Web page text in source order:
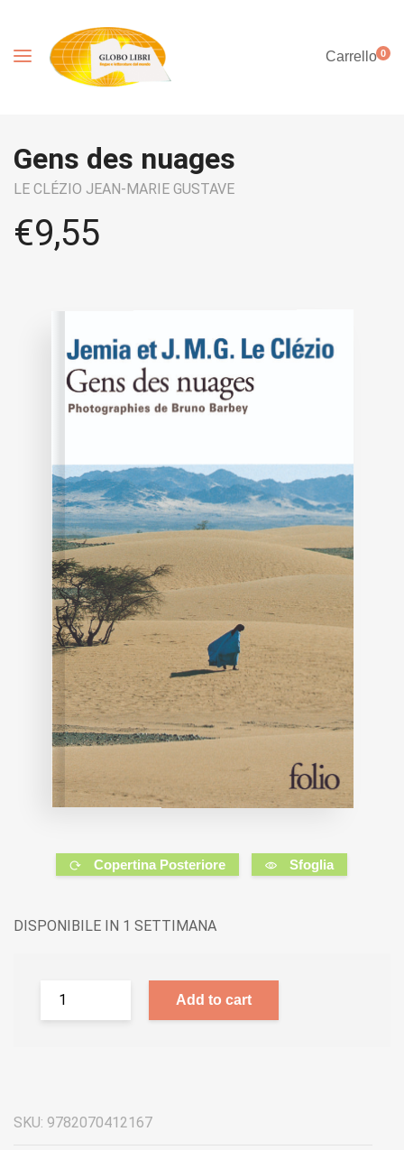
Carrello0
Gens des nuages
LE CLÉZIO JEAN-MARIE GUSTAVE
€9,55
Copertina Posteriore Sfoglia
DISPONIBILE IN 1 SETTIMANA
Add to cart
SKU: 9782070412167